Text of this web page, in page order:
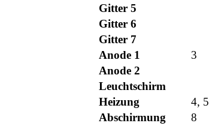
Gitter 5
Gitter 6
Gitter 7
Anode 1
3
Anode 2
Leuchtschirm
Heizung
4, 5
Abschirmung
8